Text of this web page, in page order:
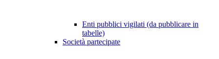
Enti pubblici vigilati (da pubblicare in
tabelle)
Società partecipate